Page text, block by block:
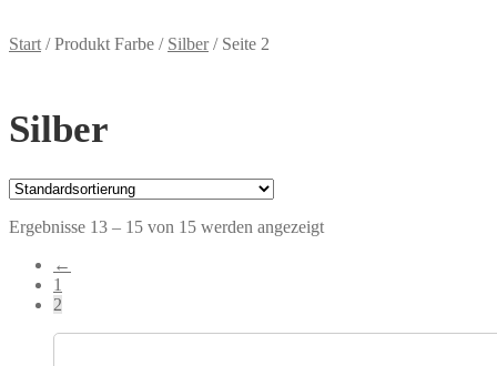
Start /Produkt Farbe / Silber/ Seite 2
Silber
Ergebnisse 13 – 15 von 15 werden angezeigt
←
1
2